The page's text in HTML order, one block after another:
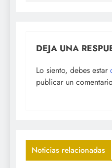
DEJA UNA
Lo siento, debes estar
publicar un
Noticias relacionadas